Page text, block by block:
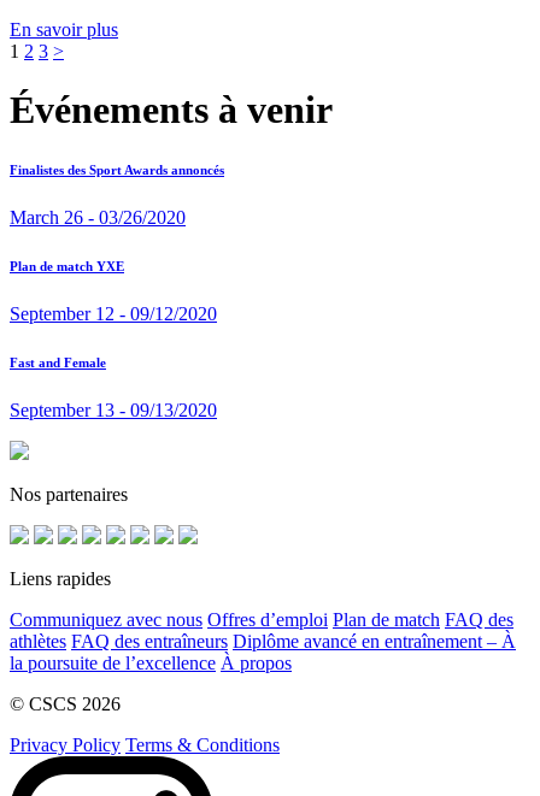
En savoir plus
Pagination
des
publications
1 2 3 >
Événements à venir
Finalistes des Sport Awards annoncés
March 26 - 03/26/2020
Plan de match YXE
September 12 - 09/12/2020
Fast and Female
September 13 - 09/13/2020
Nos partenaires
Liens rapides
Communiquez avec nous Offres d’emploi Plan de match FAQ des
athlètes FAQ des entraîneurs Diplôme avancé en entraînement – À
la poursuite de l’excellence À propos
© CSCS 2026
Privacy Policy Terms & Conditions